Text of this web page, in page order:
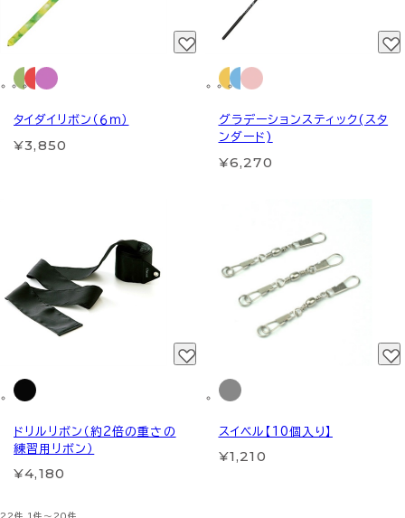
タイダイリボン（６ｍ）
¥3,850
グラデーションスティック(スタ
ンダード)
¥6,270
ドリルリボン（約2倍の重さの
練習用リボン）
¥4,180
スイベル【10個入り】
¥1,210
22件 1件～20件